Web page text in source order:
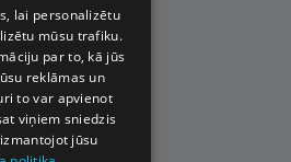
lai personalizētu
mūsu trafiku.
par to, kā jūs
reklāmas un
to var apvienot
viņiem sniedzis
jūsu